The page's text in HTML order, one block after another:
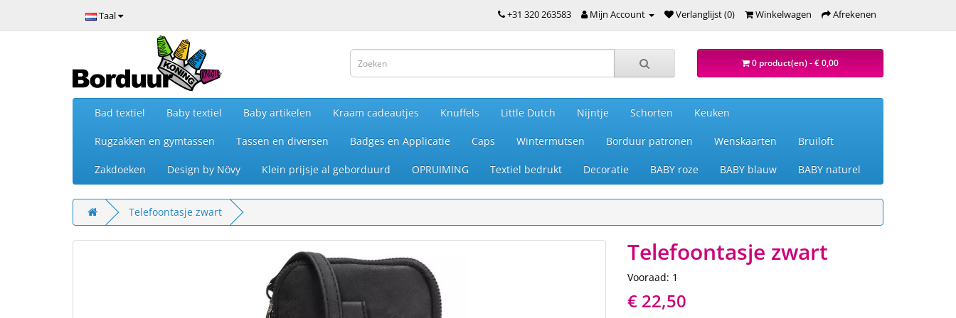
Taal +31 320 263583 Mijn Account Verlanglijst (0) Winkelwagen Afrekenen
0 product(en) - € 0,00
Bad textiel Baby textiel Baby artikelen Kraam cadeautjes Knuffels Little Dutch Nijntje Schorten Keuken
Rugzakken en gymtassen Tassen en diversen Badges en Applicatie Caps Wintermutsen Borduur patronen Wenskaarten Bruiloft
Zakdoeken Design by Növy Klein prijsje al geborduurd OPRUIMING Textiel bedrukt Decoratie BABY roze BABY blauw BABY naturel
Telefoontasje zwart
Telefoontasje zwart
Vooraad: 1
€ 22,50